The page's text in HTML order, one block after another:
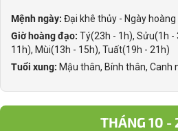
Mệnh ngày: Đại khê thủy - Ngày hoàng
Giờ hoàng đạo: Tý(23h - 1h), Sửu(1h -
11h), Mùi(13h - 15h), Tuất(19h - 21h)
Tuổi xung: Mậu thân, Bính thân, Canh
THÁNG 10 -